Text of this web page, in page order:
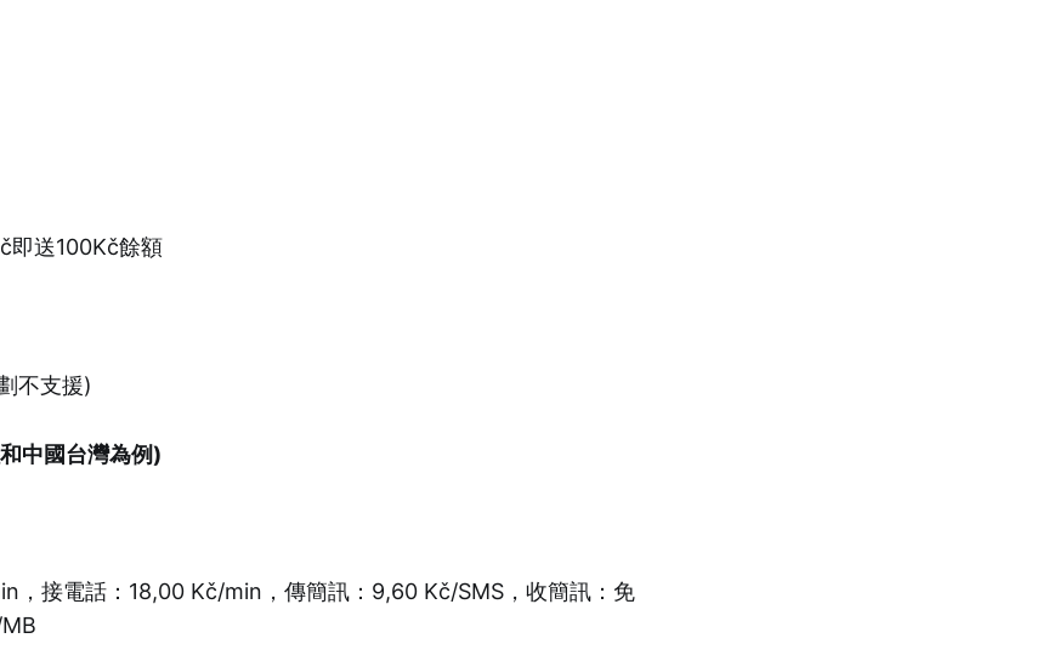
即送100Kč餘額
不支援)
中國台灣為例)
，接電話：18,00 Kč/min，傳簡訊：9,60 Kč/SMS，收簡訊：免